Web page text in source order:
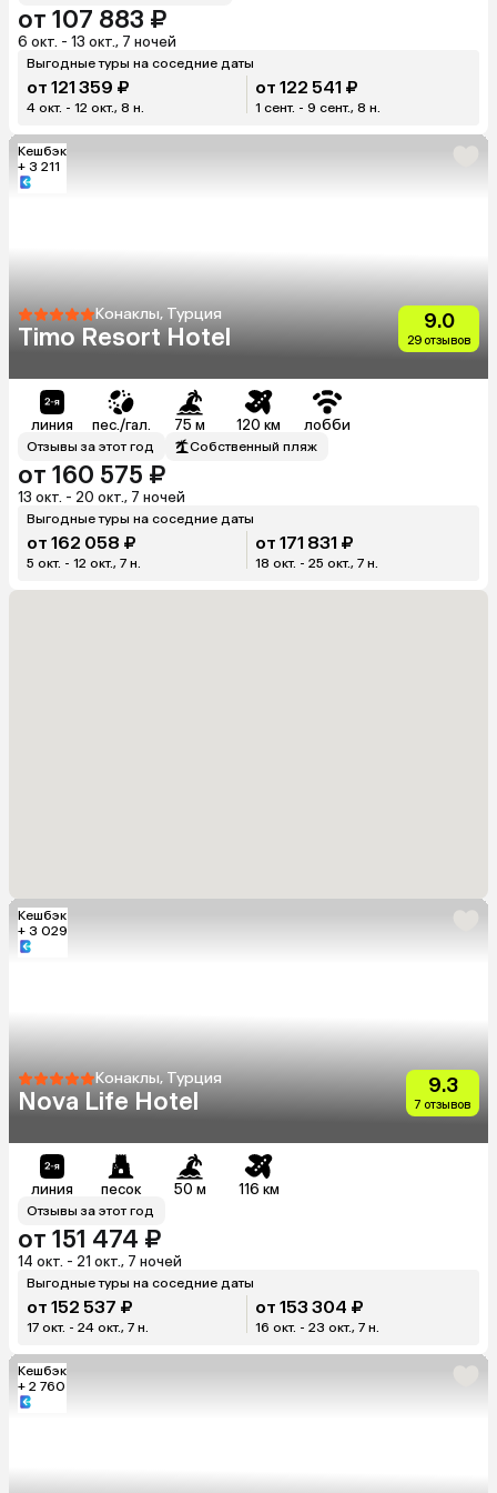
от 107 883 ₽
6 окт. - 13 окт., 7 ночей
Выгодные туры на соседние даты
от 121 359 ₽
4 окт. - 12 окт., 8 н.
от 122 541 ₽
1 сент. - 9 сент., 8 н.
Кешбэк
+ 3 211
Конаклы, Турция
Timo Resort Hotel
9.0
29 отзывов
линия пес./гал. 75 м 120 км лобби
Отзывы за этот год Собственный пляж
от 160 575 ₽
13 окт. - 20 окт., 7 ночей
Выгодные туры на соседние даты
от 162 058 ₽
5 окт. - 12 окт., 7 н.
от 171 831 ₽
18 окт. - 25 окт., 7 н.
Кешбэк
+ 3 029
Конаклы, Турция
Nova Life Hotel
9.3
7 отзывов
линия песок 50 м 116 км
Отзывы за этот год
от 151 474 ₽
14 окт. - 21 окт., 7 ночей
Выгодные туры на соседние даты
от 152 537 ₽
17 окт. - 24 окт., 7 н.
от 153 304 ₽
16 окт. - 23 окт., 7 н.
Кешбэк
+ 2 760